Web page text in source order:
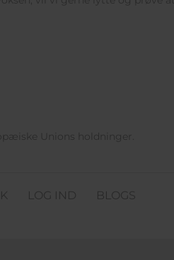
Unions holdninger.
LOG IND
BLOGS